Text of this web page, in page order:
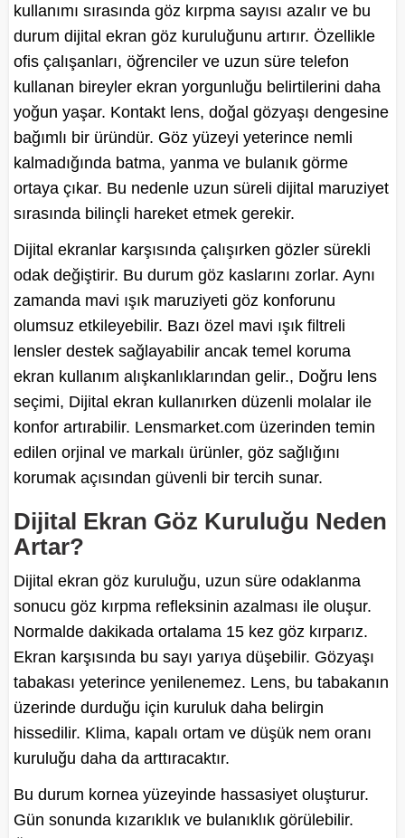
kullanımı sırasında göz kırpma sayısı azalır ve bu
durum dijital ekran göz kuruluğunu artırır. Özellikle
ofis çalışanları, öğrenciler ve uzun süre telefon
kullanan bireyler ekran yorgunluğu belirtilerini daha
yoğun yaşar. Kontakt lens, doğal gözyaşı dengesine
bağımlı bir üründür. Göz yüzeyi yeterince nemli
kalmadığında batma, yanma ve bulanık görme
ortaya çıkar. Bu nedenle uzun süreli dijital maruziyet
sırasında bilinçli hareket etmek gerekir.
Dijital ekranlar karşısında çalışırken gözler sürekli
odak değiştirir. Bu durum göz kaslarını zorlar. Aynı
zamanda mavi ışık maruziyeti göz konforunu
olumsuz etkileyebilir. Bazı özel mavi ışık filtreli
lensler destek sağlayabilir ancak temel koruma
ekran kullanım alışkanlıklarından gelir., Doğru lens
seçimi, Dijital ekran kullanırken düzenli molalar ile
konfor artırabilir. Lensmarket.com üzerinden temin
edilen orjinal ve markalı ürünler, göz sağlığını
korumak açısından güvenli bir tercih sunar.
Dijital Ekran Göz Kuruluğu Neden
Artar?
Dijital ekran göz kuruluğu, uzun süre odaklanma
sonucu göz kırpma refleksinin azalması ile oluşur.
Normalde dakikada ortalama 15 kez göz kırparız.
Ekran karşısında bu sayı yarıya düşebilir. Gözyaşı
tabakası yeterince yenilenemez. Lens, bu tabakanın
üzerinde durduğu için kuruluk daha belirgin
hissedilir. Klima, kapalı ortam ve düşük nem oranı
kuruluğu daha da arttıracaktır.
Bu durum kornea yüzeyinde hassasiyet oluşturur.
Gün sonunda kızarıklık ve bulanıklık görülebilir.